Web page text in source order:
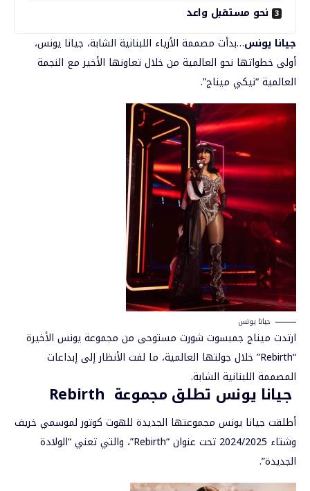
نحو مستقبل واعد
جيانا يونس…بدأت مصممة الأزياء اللبنانية الشابة، جيانا يونس،
أولى خطواتها نحو العالمية من خلال تعاونها الأخير مع النجمة
العالمية “نيكي ميناج”.
جيانا يونس
ارتدت ميناج جمبسوت شورت مستوحى من مجموعة يونس الأخيرة
“Rebirth” خلال جولتها العالمية، ما لفت الأنظار إلى إبداعات
المصممة اللبنانية الشابة.
جيانا يونس تطلق مجموعة Rebirth
أطلقت جيانا يونس مجموعتها الجديدة للهوت كوتور لموسمي خريف
وشتاء 2024/2025 تحت عنوان “Rebirth”، والتي تعني “الولادة
الجديدة”.